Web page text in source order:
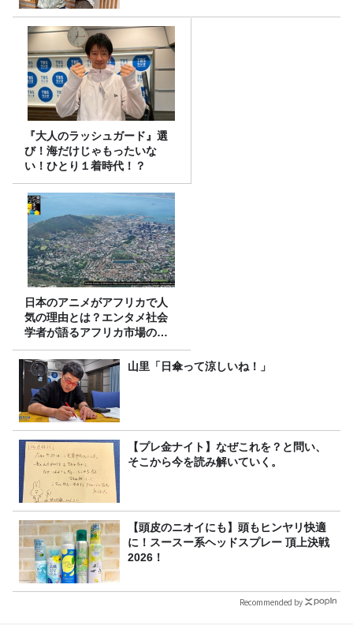
『大人のラッシュガード』選
び！海だけじゃもったいな
い！ひとり１着時代！？
日本のアニメがアフリカで人
気の理由とは？エンタメ社会
学者が語るアフリカ市場のリ
アル
山里「日傘って涼しいね！」
【プレ金ナイト】なぜこれを？と問い、
そこから今を読み解いていく。
【頭皮のニオイにも】頭もヒンヤリ快適
に！スースー系ヘッドスプレー 頂上決戦
2026！
Recommended by